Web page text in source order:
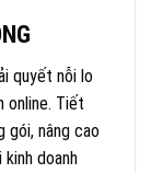
quyết nỗi lo
online. Tiết
gói, nâng cao
doanh